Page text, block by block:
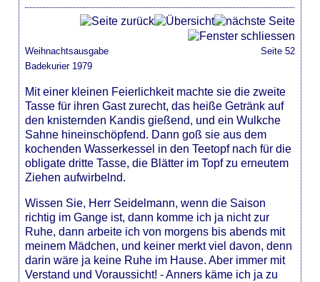
Weihnachtsausgabe
Badekurier 1979
Seite 52
Mit einer kleinen Feierlichkeit machte sie die zweite
Tasse für ihren Gast zurecht, das heiße Getränk auf
den knisternden Kandis gießend, und ein Wulkche
Sahne hineinschöpfend. Dann goß sie aus dem
kochenden Wasserkessel in den Teetopf nach für die
obligate dritte Tasse, die Blätter im Topf zu erneutem
Ziehen aufwirbelnd.
Wissen Sie, Herr Seidelmann, wenn die Saison
richtig im Gange ist, dann komme ich ja nicht zur
Ruhe, dann arbeite ich von morgens bis abends mit
meinem Mädchen, und keiner merkt viel davon, denn
darin wäre ja keine Ruhe im Hause. Aber immer mit
Verstand und Voraussicht! - Anners käme ich ja zu